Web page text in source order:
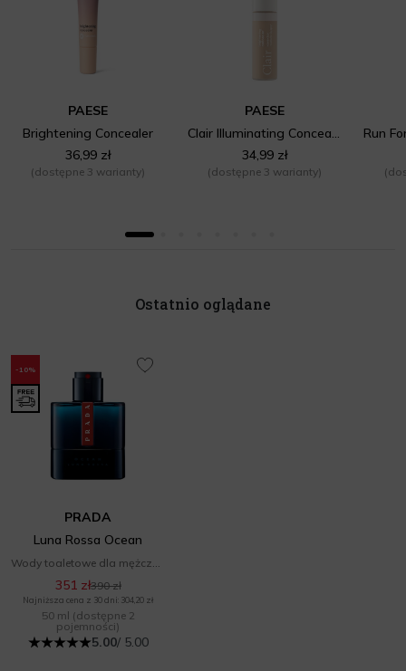
PAESE
Brightening Concealer
36,99 zł
(dostępne 3 warianty)
PAESE
Clair Illuminating Concealer
34,99 zł
(dostępne 3 warianty)
Ostatnio oglądane
-10%
PRADA
Luna Rossa Ocean
351 zł390 zł
Najniższa cena z 30 dni: 304,20 zł
50 ml (dostępne 2
pojemności)
5.00/ 5.00